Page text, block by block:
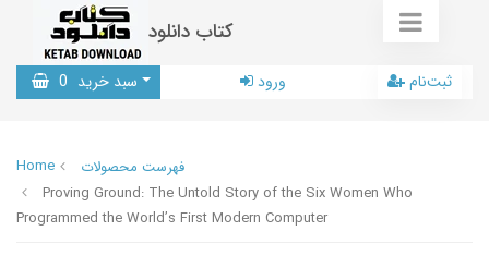
کتاب دانلود
سبد خرید 0 ورود ثبت‌نام
Home
فهرست محصولات
Proving Ground: The Untold Story of the Six Women Who
Programmed the World’s First Modern Computer